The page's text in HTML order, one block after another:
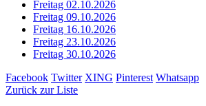
Freitag 02.10.2026
Freitag 09.10.2026
Freitag 16.10.2026
Freitag 23.10.2026
Freitag 30.10.2026
Facebook Twitter XING Pinterest Whatsapp
Zurück zur Liste